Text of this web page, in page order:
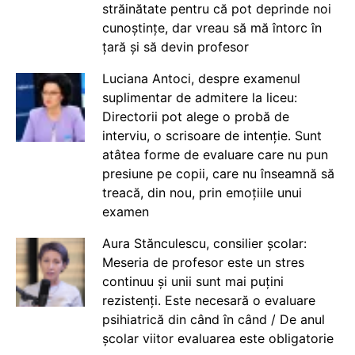
străinătate pentru că pot deprinde noi
cunoștințe, dar vreau să mă întorc în
țară și să devin profesor
Luciana Antoci, despre examenul
suplimentar de admitere la liceu:
Directorii pot alege o probă de
interviu, o scrisoare de intenție. Sunt
atâtea forme de evaluare care nu pun
presiune pe copii, care nu înseamnă să
treacă, din nou, prin emoțiile unui
examen
Aura Stănculescu, consilier școlar:
Meseria de profesor este un stres
continuu și unii sunt mai puțini
rezistenți. Este necesară o evaluare
psihiatrică din când în când / De anul
școlar viitor evaluarea este obligatorie